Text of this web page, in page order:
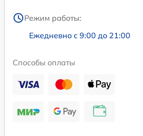
Режим работы:
Ежедневно с 9:00 до 21:00
Способы оплаты